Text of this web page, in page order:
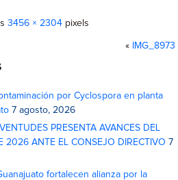
3456 × 2304 pixels
« IMG_8973
por Cyclospora en planta
7 agosto, 2026
PRESENTA AVANCES DEL
2026 ANTE EL CONSEJO DIRECTIVO 7
fortalecen alianza por la